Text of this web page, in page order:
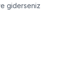
giderseniz